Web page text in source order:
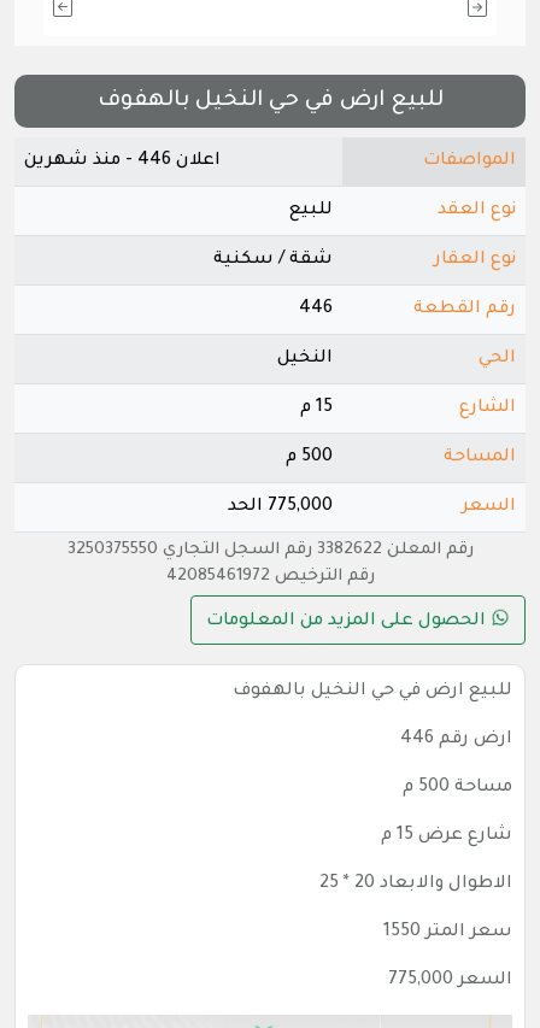
للبيع ارض في حي النخيل بالهفوف
المواصفات اعلان 446 - منذ شهرين
نوع العقد للبيع
نوع العقار شقة / سكنية
رقم القطعة 446
الحي النخيل
الشارع 15 م
المساحة 500 م
السعر 775,000 الحد
رقم المعلن 3382622 رقم السجل التجاري 3250375550
رقم الترخيص 42085461972
الحصول على المزيد من المعلومات
للبيع ارض في حي النخيل بالهفوف
ارض رقم 446
مساحة 500 م
شارع عرض 15 م
الاطوال والابعاد 20 * 25
سعر المتر 1550
السعر 775,000